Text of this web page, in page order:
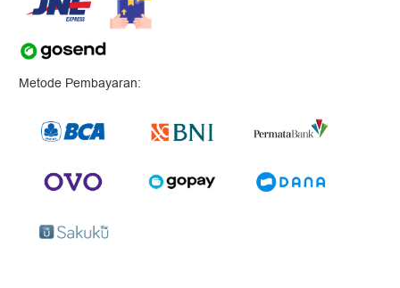
Metode Pembayaran: